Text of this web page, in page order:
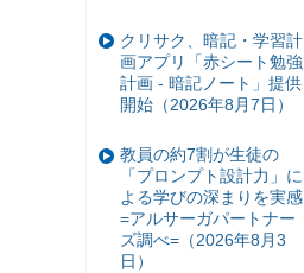
クリサク、暗記・学習計
画アプリ「赤シート勉強
計画 - 暗記ノート」提供
開始（2026年8月7日）
教員の約7割が生徒の
「プロンプト設計力」に
よる学びの深まりを実感
=アルサーガパートナー
ズ調べ=（2026年8月3
日）